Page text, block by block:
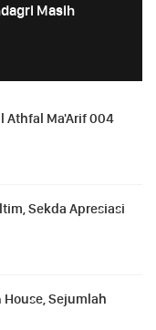
Masih
Athfal Ma'Arif 004
Sekda Apresiasi
House, Sejumlah